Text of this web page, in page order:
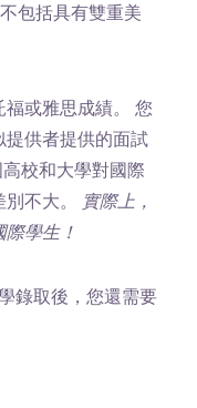
包括具有雙重美
或雅思成績。 您
提供者提供的面試
校和大學對國際
不大。
實際上，
學生！
錄取後，您還需要